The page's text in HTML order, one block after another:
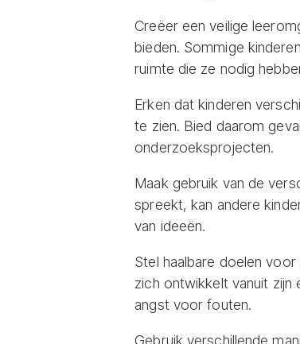
Creëer een veilige
bieden. Sommige
ruimte die ze nodig
Erken dat kinderen
te zien. Bied daarom
onderzoeksprojecten.
Maak gebruik van de
spreekt, kan andere
van ideeën.
Stel haalbare doelen
zich ontwikkelt vanuit zijn
angst voor fouten.